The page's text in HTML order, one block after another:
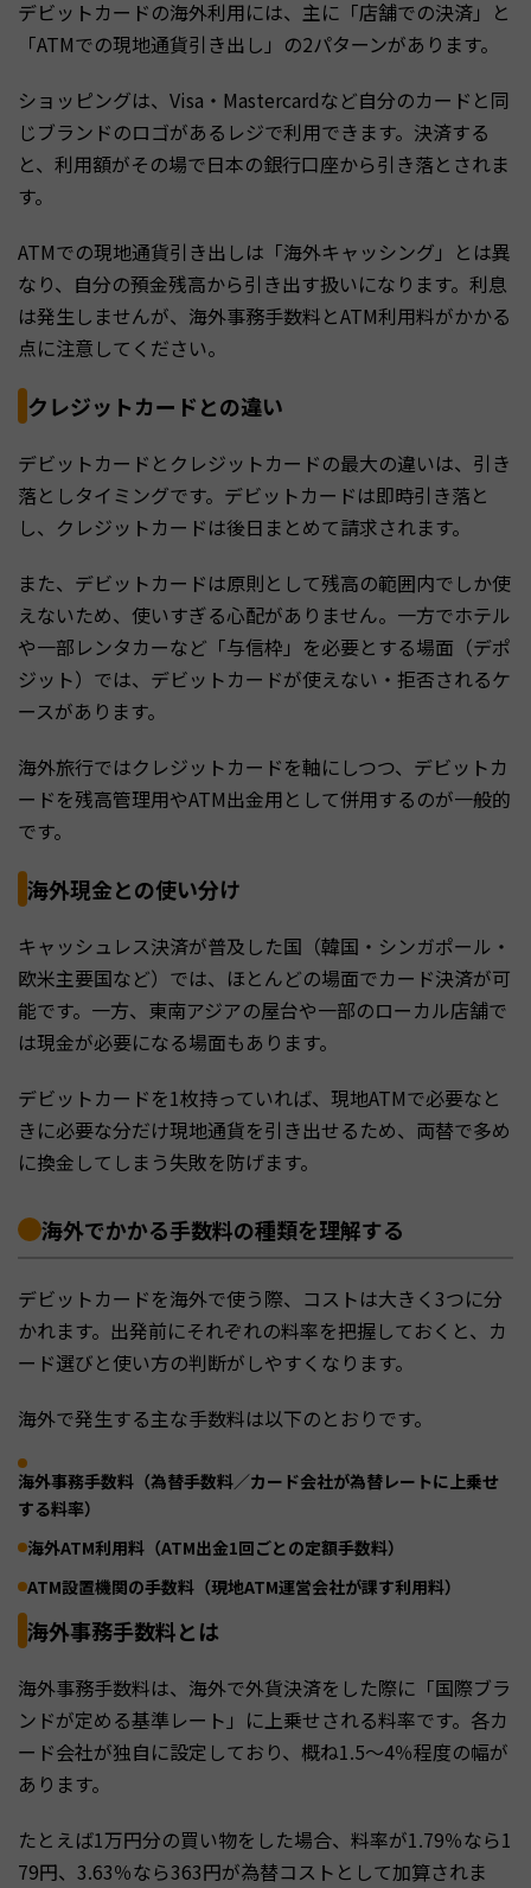
デビットカードの海外利用には、主に「店舗での決済」と
「ATMでの現地通貨引き出し」の2パターンがあります。
ショッピングは、Visa・Mastercardなど自分のカードと同
じブランドのロゴがあるレジで利用できます。決済する
と、利用額がその場で日本の銀行口座から引き落とされま
す。
ATMでの現地通貨引き出しは「海外キャッシング」とは異
なり、自分の預金残高から引き出す扱いになります。利息
は発生しませんが、海外事務手数料とATM利用料がかかる
点に注意してください。
クレジットカードとの違い
デビットカードとクレジットカードの最大の違いは、引き
落としタイミングです。デビットカードは即時引き落と
し、クレジットカードは後日まとめて請求されます。
また、デビットカードは原則として残高の範囲内でしか使
えないため、使いすぎる心配がありません。一方でホテル
や一部レンタカーなど「与信枠」を必要とする場面（デポ
ジット）では、デビットカードが使えない・拒否されるケ
ースがあります。
海外旅行ではクレジットカードを軸にしつつ、デビットカ
ードを残高管理用やATM出金用として併用するのが一般的
です。
海外現金との使い分け
キャッシュレス決済が普及した国（韓国・シンガポール・
欧米主要国など）では、ほとんどの場面でカード決済が可
能です。一方、東南アジアの屋台や一部のローカル店舗で
は現金が必要になる場面もあります。
デビットカードを1枚持っていれば、現地ATMで必要なと
きに必要な分だけ現地通貨を引き出せるため、両替で多め
に換金してしまう失敗を防げます。
海外でかかる手数料の種類を理解する
デビットカードを海外で使う際、コストは大きく3つに分
かれます。出発前にそれぞれの料率を把握しておくと、カ
ード選びと使い方の判断がしやすくなります。
海外で発生する主な手数料は以下のとおりです。
海外事務手数料（為替手数料／カード会社が為替レートに上乗せ
する料率）
海外ATM利用料（ATM出金1回ごとの定額手数料）
ATM設置機関の手数料（現地ATM運営会社が課す利用料）
海外事務手数料とは
海外事務手数料は、海外で外貨決済をした際に「国際ブラ
ンドが定める基準レート」に上乗せされる料率です。各カ
ード会社が独自に設定しており、概ね1.5〜4％程度の幅が
あります。
たとえば1万円分の買い物をした場合、料率が1.79％なら1
79円、3.63％なら363円が為替コストとして加算されま